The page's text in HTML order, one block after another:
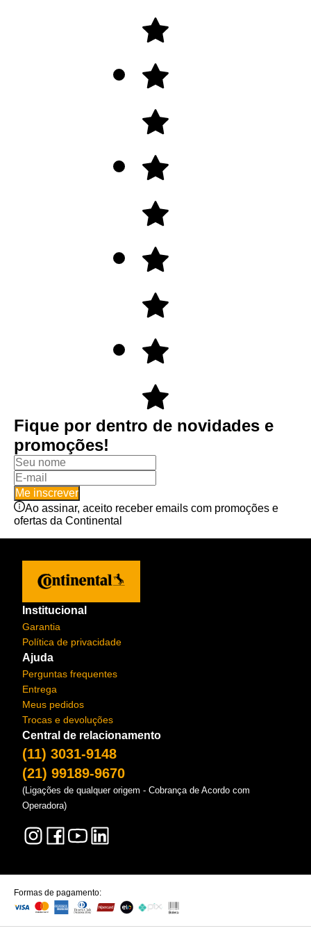
Fique por dentro de novidades e
promoções!
Me inscrever
Ao assinar, aceito receber emails com promoções e
ofertas da Continental
Institucional
Garantia
Política de privacidade
Ajuda
Perguntas frequentes
Entrega
Meus pedidos
Trocas e devoluções
Central de relacionamento
(11) 3031-9148
(21) 99189-9670
(Ligações de qualquer origem - Cobrança de Acordo com
Operadora)
Formas de pagamento: